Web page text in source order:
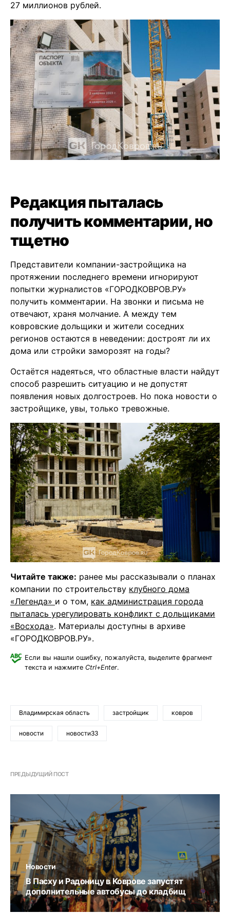
27 миллионов рублей.
Редакция пыталась
получить комментарии, но
тщетно
Представители компании-застройщика на
протяжении последнего времени игнорируют
попытки журналистов «ГОРОДКОВРОВ.РУ»
получить комментарии. На звонки и письма не
отвечают, храня молчание. А между тем
ковровские дольщики и жители соседних
регионов остаются в неведении: достроят ли их
дома или стройки заморозят на годы?
Остаётся надеяться, что областные власти найдут
способ разрешить ситуацию и не допустят
появления новых долгостроев. Но пока новости о
застройщике, увы, только тревожные.
Читайте также: ранее мы рассказывали о планах
компании по строительству клубного дома
«Легенда» и о том, как администрация города
пыталась урегулировать конфликт с дольщиками
«Восхода». Материалы доступны в архиве
«ГОРОДКОВРОВ.РУ».
Если вы нашли ошибку, пожалуйста, выделите фрагмент
текста и нажмите Ctrl+Enter.
Владимирская область застройщик ковров
новости новости33
ПРЕДЫДУЩИЙ ПОСТ
Новости
В Пасху и Радоницу в Коврове запустят
дополнительные автобусы до кладбищ